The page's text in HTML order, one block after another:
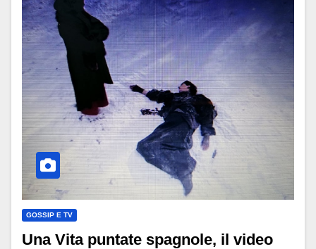
GOSSIP E TV
Una Vita puntate spagnole, il video